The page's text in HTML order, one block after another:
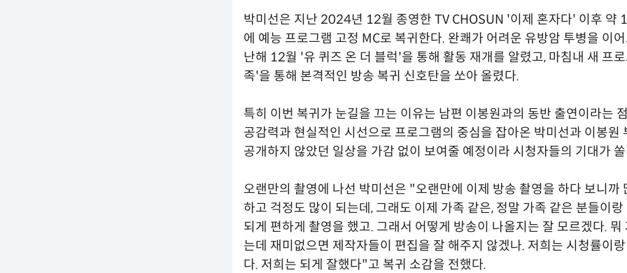
박미선은 지난 2024년 12월 종영한 TV CHOSUN '이제 혼자다' 이후 약
에 예능 프로그램 고정 MC로 복귀한다. 완쾌가 어려운 유방암 투병을 이
난해 12월 '유 퀴즈 온 더 블럭'을 통해 활동 재개를 알렸고, 마침내 새 프
족'을 통해 본격적인 방송 복귀 신호탄을 쏘아 올렸다.
특히 이번 복귀가 눈길을 끄는 이유는 남편 이봉원과의 동반 출연이라는
공감력과 현실적인 시선으로 프로그램의 중심을 잡아온 박미선과 이봉원
공개하지 않았던 일상을 가감 없이 보여줄 예정이라 시청자들의 기대가
오랜만의 촬영에 나선 박미선은 "오랜만에 이제 방송 촬영을 하다 보니까
하고 걱정도 많이 되는데, 그래도 이제 가족 같은, 정말 가족 같은 분들이
되게 편하게 촬영을 했고. 그래서 어떻게 방송이 나올지는 잘 모르겠다. 뭐
는데 재미없으면 제작자들이 편집을 잘 해주지 않겠나. 저희는 시청률이
다. 저희는 되게 잘했다"고 복귀 소감을 전했다.